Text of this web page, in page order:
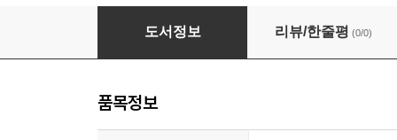
詩と散策
도서정보 리뷰/한줄평 (0/0)
품목정보